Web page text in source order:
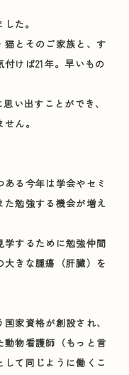
た。
猫とそのご家族と、す
けば21年。早いもの
い出すことができ、
ん。
る今年は学会やセミ
勉強する機会が増え
学するために勉強仲間
きな腫瘍（肝臓）を
家資格が創設され、
動物看護師（もっと言
て同じように働くこ